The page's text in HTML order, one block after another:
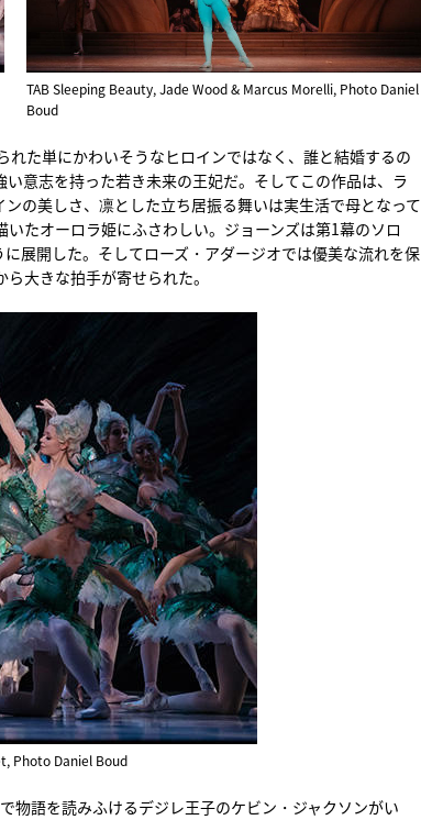
TAB Sleeping Beauty, Jade Wood & Marcus Morelli, Photo Daniel
Boud
た単にかわいそうなヒロインではなく、誰と結婚するの
意志を持った若き未来の王妃だ。そしてこの作品は、ラ
の美しさ、凛とした立ち居振る舞いは実生活で母となって
たオーロラ姫にふさわしい。ジョーンズは第1幕のソロ
展開した。そしてローズ・アダージオでは優美な流れを保
大きな拍手が寄せられた。
Photo Daniel Boud
物語を読みふけるデジレ王子のケビン・ジャクソンがい